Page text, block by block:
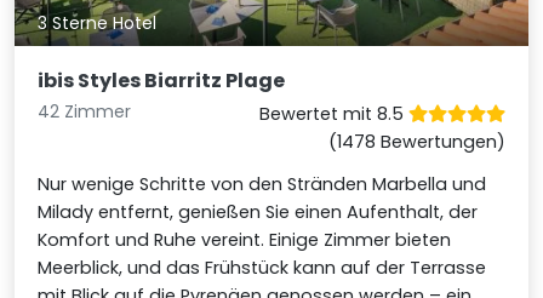
3 Sterne Hotel
ibis Styles Biarritz Plage
42 Zimmer
Bewertet mit 8.5
(1478 Bewertungen)
Nur wenige Schritte von den Stränden Marbella und
Milady entfernt, genießen Sie einen Aufenthalt, der
Komfort und Ruhe vereint. Einige Zimmer bieten
Meerblick, und das Frühstück kann auf der Terrasse